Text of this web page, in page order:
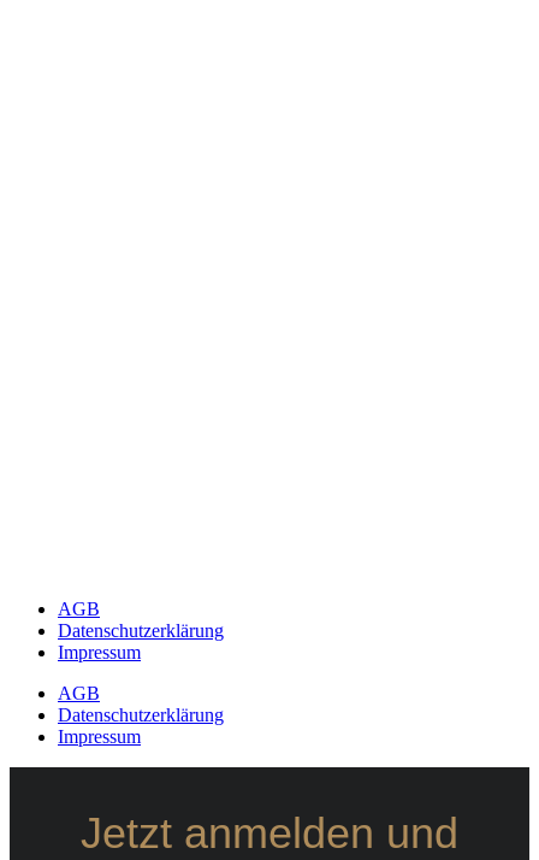
AGB
Datenschutzerklärung
Impressum
AGB
Datenschutzerklärung
Impressum
Jetzt anmelden und